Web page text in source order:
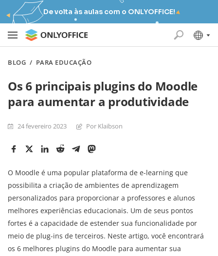
De volta às aulas com o ONLYOFFICE!
BLOG / PARA EDUCAÇÃO
Os 6 principais plugins do Moodle
para aumentar a produtividade
24 fevereiro 2023 Por Klaibson
O Moodle é uma popular plataforma de e-learning que
possibilita a criação de ambientes de aprendizagem
personalizados para proporcionar a professores e alunos
melhores experiências educacionais. Um de seus pontos
fortes é a capacidade de estender sua funcionalidade por
meio de plug-ins de terceiros. Neste artigo, você encontrará
os 6 melhores plugins do Moodle para aumentar sua